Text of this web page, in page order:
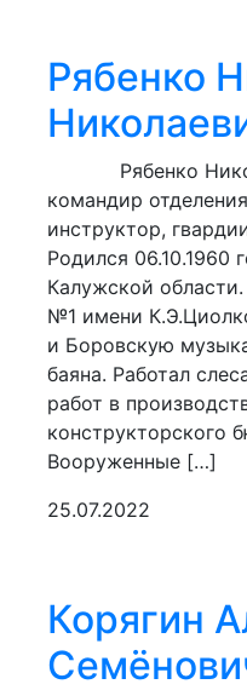
Рябенко
Рябенко
командир
инструктор,
Родился 06.10.1960
Калужской
№1 имени
и Боровскую
баяна. Работал
работ в
конструкторского
Вооруженные […]
25.07.2022
Корягин